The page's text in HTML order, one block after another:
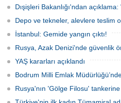
çaldı. Olay, güvenlik kameralarına
yansıdı, tekne sahiplerinin ihbarıyla
jandarma inceleme başlattı.
Dışişleri Bakanlığı'ndan
Depo ve tekneler, alevlere teslim
İstanbul: Gemide yangın çıktı!
Rusya, Azak Denizi'nde güvenlik
YAŞ kararları açıklandı
Bodrum Milli Emlak
Rusya'nın 'Gölge Filosu'